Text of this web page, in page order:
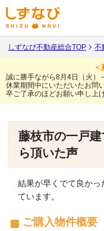
しずなび不動産総合TOP 不
＜
誠に勝手ながら8月4日（火）
休業期間中にいただいたお問
卒ご了承のほどお願い申し上げ
藤枝市の一戸
ら頂いた声
結果が早くでて良か
ています。
ご購入物件概要